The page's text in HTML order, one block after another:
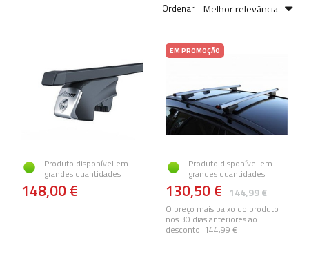
Ordenar Melhor relevância
Produto disponível em
grandes quantidades
148,00 €
EM PROMOÇÃO
Produto disponível em
grandes quantidades
144,99 €
130,50 €
O preço mais baixo do produto
nos 30 dias anteriores ao
desconto: 144,99 €